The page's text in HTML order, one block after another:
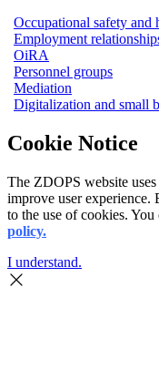
Occupational safety and
Employment
OiRA
Personnel groups
Mediation
Digitalization and small
Cookie Notice
The ZDOPS website
improve user experience.
to the use of cookies.
policy.
I understand.